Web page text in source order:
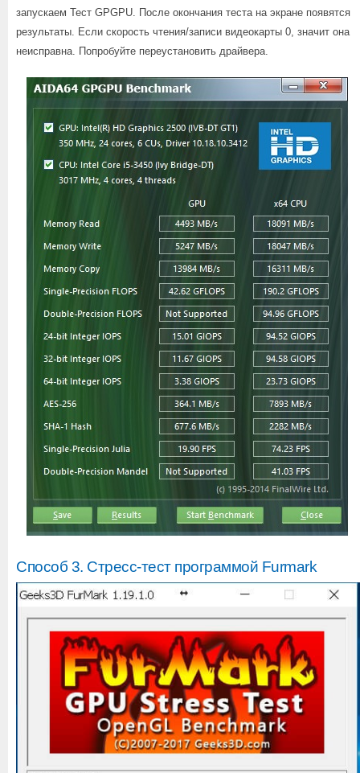
запускаем Тест GPGPU. После окончания теста на экране появятся
результаты. Если скорость чтения/записи видеокарты 0, значит она
неисправна. Попробуйте переустановить драйвера.
Способ 3. Стресс-тест программой Furmark